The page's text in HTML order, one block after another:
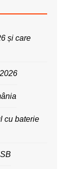
și care
cu baterie